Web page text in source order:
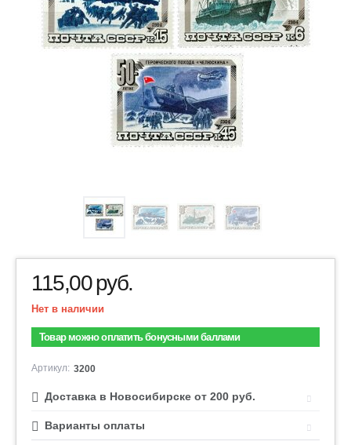
115,00руб.
Нет в наличии
Товар можно оплатить бонусными баллами
Артикул: 3200
Доставка в Новосибирске от 200 руб.
Варианты оплаты